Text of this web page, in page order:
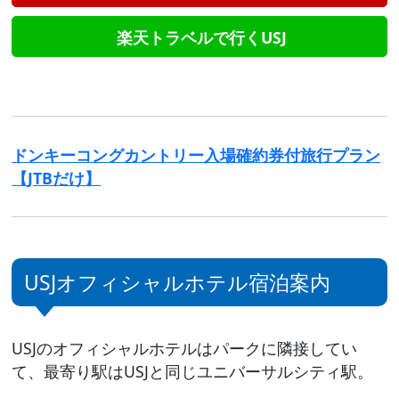
楽天トラベルで行くUSJ
ドンキーコングカントリー入場確約券付旅行プラン
【JTBだけ】
USJオフィシャルホテル宿泊案内
USJのオフィシャルホテルはパークに隣接してい
て、最寄り駅はUSJと同じユニバーサルシティ駅。